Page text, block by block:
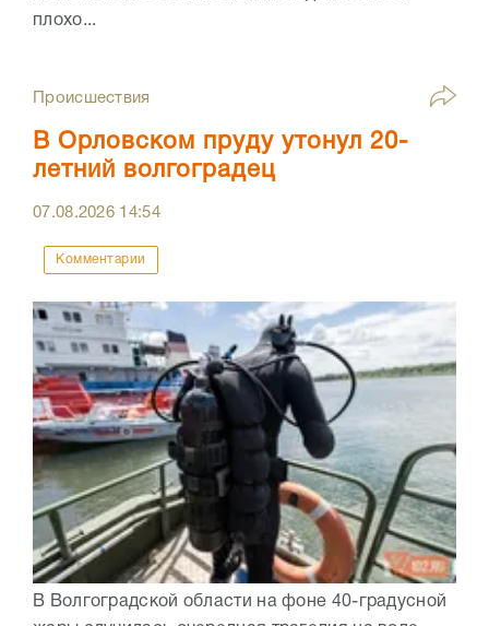
плохо...
Происшествия
В Орловском пруду утонул 20-
летний волгоградец
07.08.2026 14:54
Комментарии
В Волгоградской области на фоне 40-градусной